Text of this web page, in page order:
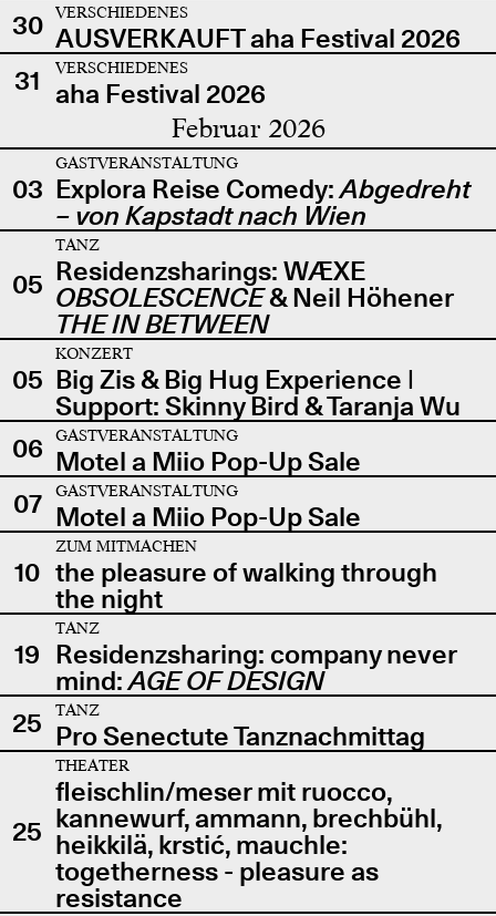
30
VERSCHIEDENES
AUSVERKAUFT aha Festival 2026
31
VERSCHIEDENES
aha Festival 2026
Februar 2026
03
GASTVERANSTALTUNG
Explora Reise Comedy:Abgedreht
– von Kapstadt nach Wien
05
TANZ
Residenzsharings: WÆXE
OBSOLESCENCE& Neil Höhener
THE IN BETWEEN
05
KONZERT
Big Zis & Big Hug Experience |
Support: Skinny Bird & Taranja Wu
06
GASTVERANSTALTUNG
Motel a Miio Pop-Up Sale
07
GASTVERANSTALTUNG
Motel a Miio Pop-Up Sale
10
ZUM MITMACHEN
the pleasure of walking through
the night
19
TANZ
Residenzsharing: company never
mind:AGE OF DESIGN
25
TANZ
Pro Senectute Tanznachmittag
25
THEATER
fleischlin/meser mit ruocco,
kannewurf, ammann, brechbühl,
heikkilä, krstić, mauchle:
togetherness - pleasure as
resistance